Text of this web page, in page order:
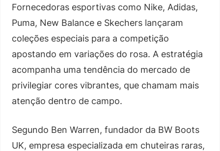
Fornecedoras esportivas como Nike, Adidas,
Puma, New Balance e Skechers lançaram
coleções especiais para a competição
apostando em variações do rosa. A estratégia
acompanha uma tendência do mercado de
privilegiar cores vibrantes, que chamam mais
atenção dentro de campo.
Segundo Ben Warren, fundador da BW Boots
UK, empresa especializada em chuteiras raras,